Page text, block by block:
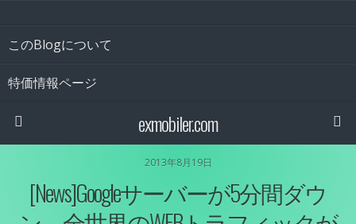
このBlogについて
特価情報ページ
exmobiler.com
2013年8月19日
[News]Googleサーバーが5分間ダウ